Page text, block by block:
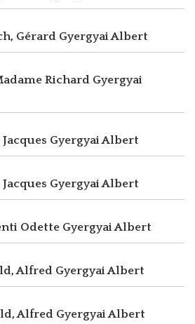
Gérard Gyergyai Albert
Richard Gyergyai
Gyergyai Albert
Gyergyai Albert
Odette Gyergyai Albert
Alfred Gyergyai Albert
Alfred Gyergyai Albert